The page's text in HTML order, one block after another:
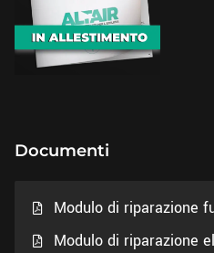
Documenti
Modulo di riparazione
Modulo di riparazione